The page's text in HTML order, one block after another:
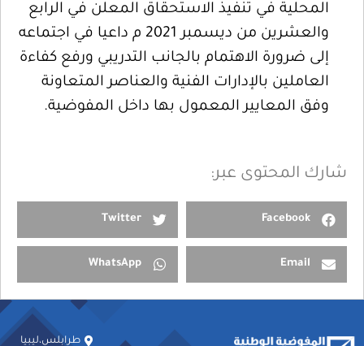
المحلية في تنفيذ الاستحقاق المعلن في الرابع
والعشرين من ديسمبر 2021 م داعيا في اجتماعه
إلى ضرورة الاهتمام بالجانب التدريبي ورفع كفاءة
العاملين بالإدارات الفنية والعناصر المتعاونة
وفق المعايير المعمول بها داخل المفوضية.
شارك المحتوى عبر:
Facebook
Twitter
Email
WhatsApp
طرابلس،ليبيا